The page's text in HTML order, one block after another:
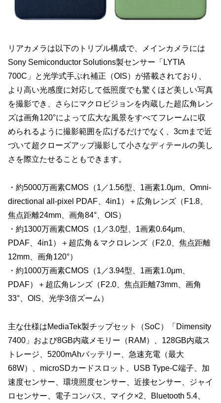
リアカメラは以下のトリプル構成で、メインカメラには
Sony Semiconductor Solutions製センサー「LYTIA
700C」と光学式手ぶれ補正（OIS）が搭載されており、
より高い光感度に対応して低照度でも驚くほど美しい写真
を撮影でき、さらにマクロビジョンを内蔵した超広角レン
ズは画角120°によって広大な風景をすべてフレームに収
められるように撮影範囲を広げるだけでなく、3cmまで近
づいて超クローズアップ撮影して小さなディテールの美し
さを際立たせることもできます。
・約5000万画素CMOS（1／1.56型、1画素1.0μm、Omni-
directional all-pixel PDAF、4in1）＋広角レンズ（F1.8、
焦点距離24mm、画角84°、OIS）
・約1300万画素CMOS（1／3.0型、1画素0.64μm、
PDAF、4in1）＋超広角＆マクロレンズ（F2.0、焦点距離
12mm、画角120°）
・約1000万画素CMOS（1／3.94型、1画素1.0μm、
PDAF）＋超広角レンズ（F2.0、焦点距離73mm、画角
33°、OIS、光学3倍ズーム）
主な仕様はMediaTek製チップセット（SoC）「Dimensity
7400」および8GB内蔵メモリー（RAM）、128GB内蔵ス
トレージ、5200mAhバッテリー、急速充電（最大
68W）、microSDカードスロット、USB Type-C端子、加
速度センサー、環境照度センサー、近接センサー、ジャイ
ロセンサー、電子コンパス、マイク×2、Bluetooth 5.4、